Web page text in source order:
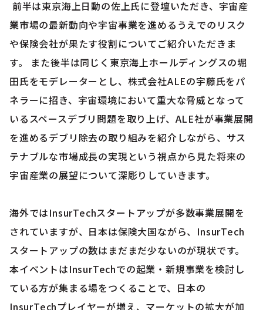
前半は東京海上日動の佐上氏に登壇いただき、宇宙産
業市場の最新動向や宇宙事業を進めるうえでのリスク
や保険会社が果たす役割についてご紹介いただきま
す。 また後半は同じく東京海上ホールディングスの堀
田氏をモデレーターとし、株式会社ALEの宇藤氏をパ
ネラーに招き、宇宙環境において重大な脅威となって
いるスペースデブリ問題を取り上げ、ALE社が事業展開
を進めるデブリ除去の取り組みを紹介しながら、サス
テナブルな市場成長の実現という視点から見た将来の
宇宙産業の展望について深彫りしていきます。
海外ではInsurTechスタートアップが多数事業展開を
されていますが、日本は保険大国ながら、InsurTech
スタートアップの数はまだまだ少ないのが現状です。
本イベントはInsurTechでの起業・新規事業を検討し
ている方が集まる場をつくることで、日本の
InsurTechプレイヤーが増え、マーケットの拡大が加